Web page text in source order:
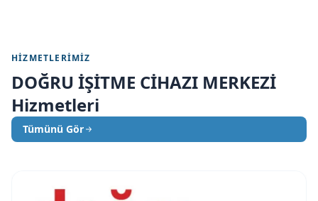
HIZMETLERIMIZ
DOĞRU İŞİTME CİHAZI MERKEZİ
Hizmetleri
Tümünü Gör